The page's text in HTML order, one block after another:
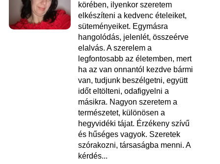
körében, ilyenkor szeretem
elkészíteni a kedvenc ételeiket,
süteményeiket. Egymásra
hangolódás, jelenlét, összeérve
elalvás. A szerelem a
legfontosabb az életemben, mert
ha az van onnantól kezdve bármi
van, tudjunk beszélgetni, együtt
időt eltölteni, odafigyelni a
másikra. Nagyon szeretem a
természetet, különösen a
hegyvidéki tájat. Érzékeny szívű
és hűséges vagyok. Szeretek
szórakozni, társaságba menni. A
kérdés...